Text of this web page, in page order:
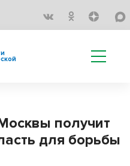
получит
для борьбы